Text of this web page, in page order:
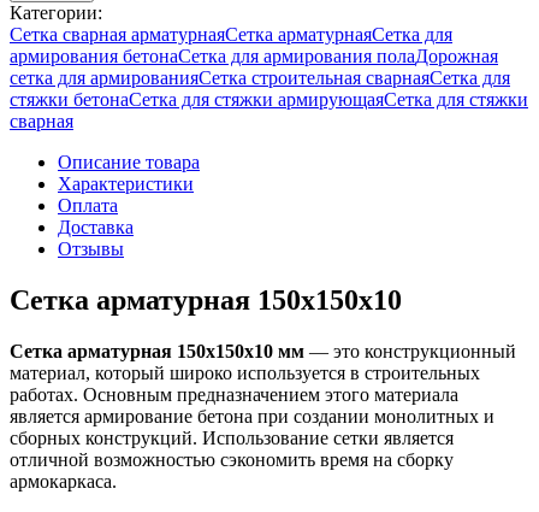
Категории:
Сетка сварная арматурнаяСетка арматурнаяСетка для
армирования бетонаСетка для армирования полаДорожная
сетка для армированияСетка строительная сварнаяСетка для
стяжки бетонаСетка для стяжки армирующаяСетка для стяжки
сварная
Описание товара
Характеристики
Оплата
Доставка
Отзывы
Сетка арматурная 150х150х10
Сетка арматурная 150х150х10 мм — это конструкционный
материал, который широко используется в строительных
работах. Основным предназначением этого материала
является армирование бетона при создании монолитных и
сборных конструкций. Использование сетки является
отличной возможностью сэкономить время на сборку
армокаркаса.